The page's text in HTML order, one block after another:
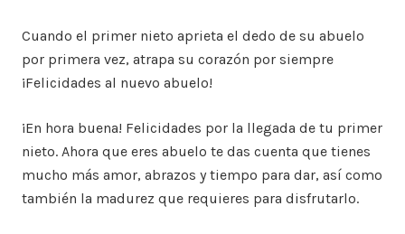
Cuando el primer nieto aprieta el dedo de su abuelo
por primera vez, atrapa su corazón por siempre
¡Felicidades al nuevo abuelo!
¡En hora buena! Felicidades por la llegada de tu primer
nieto. Ahora que eres abuelo te das cuenta que tienes
mucho más amor, abrazos y tiempo para dar, así como
también la madurez que requieres para disfrutarlo.